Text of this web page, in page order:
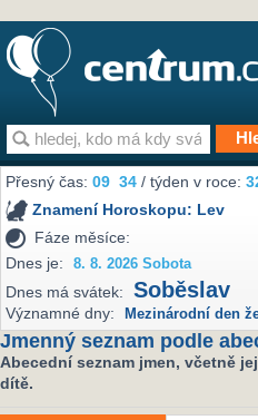
Přesný čas:09 34 / týden v roce:
Znamení Horoskopu: Lev
Fáze měsíce:
Dnes je:
8. 8. 2026 Sobota
Dnes má svátek: Soběslav
Významné dny: Mezinárodní den
Jmenný seznam podle
Abecední seznam jmen, včetně
dítě.